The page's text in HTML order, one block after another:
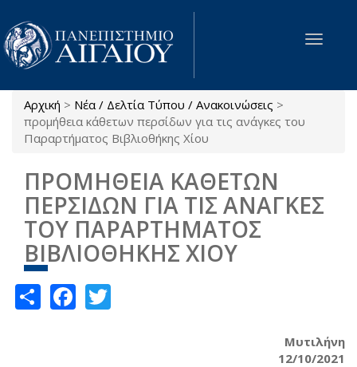
Παράκαμψη προς το κυρίως περιεχόμενο
Toggle
Είστε εδώ
Αρχική > Νέα / Δελτία Τύπου / Ανακοινώσεις >
προμήθεια κάθετων περσίδων για τις ανάγκες του
Παραρτήματος Βιβλιοθήκης Χίου
ΠΡΟΜΗΘΕΙΑ ΚΑΘΕΤΩΝ
ΠΕΡΣΙΔΩΝ ΓΙΑ ΤΙΣ ΑΝΑΓΚΕΣ
ΤΟΥ ΠΑΡΑΡΤΗΜΑΤΟΣ
ΒΙΒΛΙΟΘΗΚΗΣ ΧΙΟΥ
ShareFacebook
Μυτιλήνη
12/10/2021